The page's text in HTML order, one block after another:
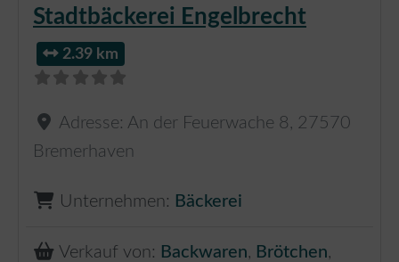
Stadtbäckerei Engelbrecht
2.39 km
Adresse: An der Feuerwache 8 , 27570
Bremerhaven
Unternehmen: Bäckerei
Verkauf von: Backwaren, Brötchen,